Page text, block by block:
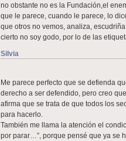
no obstante no es la Fundación,el
que le parece, cuando le parece, lo
que otros no vemos, analiza,
cierto no soy godo, por lo de las
Silvia
Me parece perfecto que se defienda
derecho a ser defendido, pero creo
afirma que se trata de que todos los
para hacerlo.
También me llama la atención el
por parar…”, porque pensé que ya se